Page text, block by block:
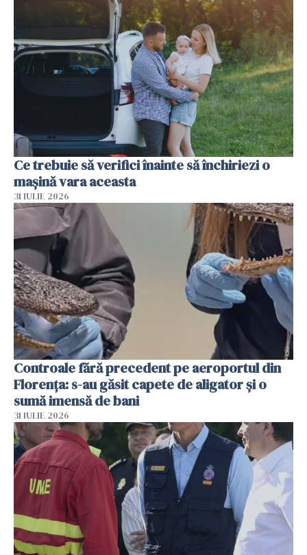
Ce trebuie să verifici înainte să închiriezi o
mașină vara aceasta
31 IULIE 2026
Controale fără precedent pe aeroportul din
Florența: s-au găsit capete de aligator și o
sumă imensă de bani
31 IULIE 2026